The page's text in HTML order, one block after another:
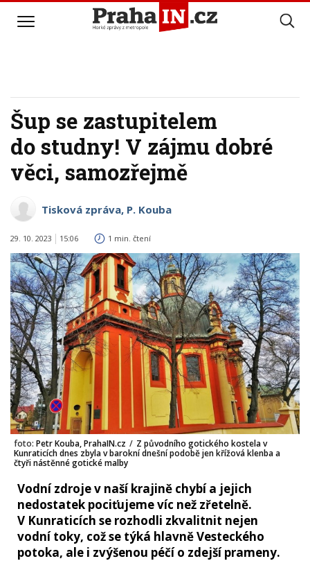
Šup se zastupitelem
do studny! V zájmu dobré
věci, samozřejmě
Tisková zpráva, P. Kouba
29. 10. 2023 15:06 1 min. čtení
foto: Petr Kouba, PrahaIN.cz / Z původního gotického kostela v
Kunraticích dnes zbyla v barokní dnešní podobě jen křížová klenba a
čtyři nástěnné gotické malby
Vodní zdroje v naší krajině chybí a jejich
nedostatek pociťujeme víc než zřetelně.
V Kunraticích se rozhodli zkvalitnit nejen
vodní toky, což se týká hlavně Vesteckého
potoka, ale i zvýšenou péčí o zdejší prameny.